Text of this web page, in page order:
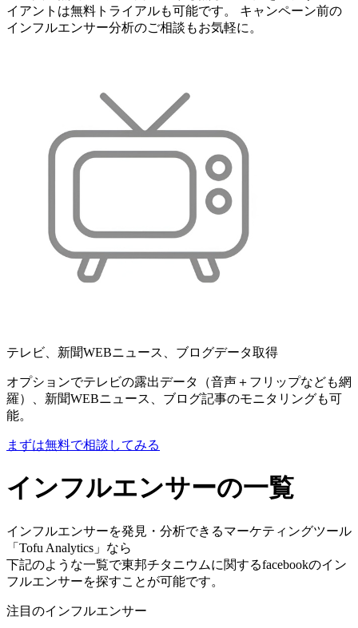
イアントは無料トライアルも可能です。 キャンペーン前の
インフルエンサー分析のご相談もお気軽に。
テレビ、新聞WEBニュース、ブログデータ取得
オプションでテレビの露出データ（音声＋フリップなども網
羅）、新聞WEBニュース、ブログ記事のモニタリングも可
能。
まずは無料で相談してみる
インフルエンサーの一覧
インフルエンサーを発見・分析できるマーケティングツール
「Tofu Analytics」なら
下記のような一覧で東邦チタニウムに関するfacebookのイン
フルエンサーを探すことが可能です。
注目のインフルエンサー